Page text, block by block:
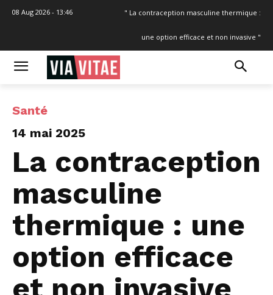
08 Aug 2026 - 13:46 " La contraception masculine thermique :
une option efficace et non invasive "
Santé
14 mai 2025
La contraception
masculine
thermique : une
option efficace